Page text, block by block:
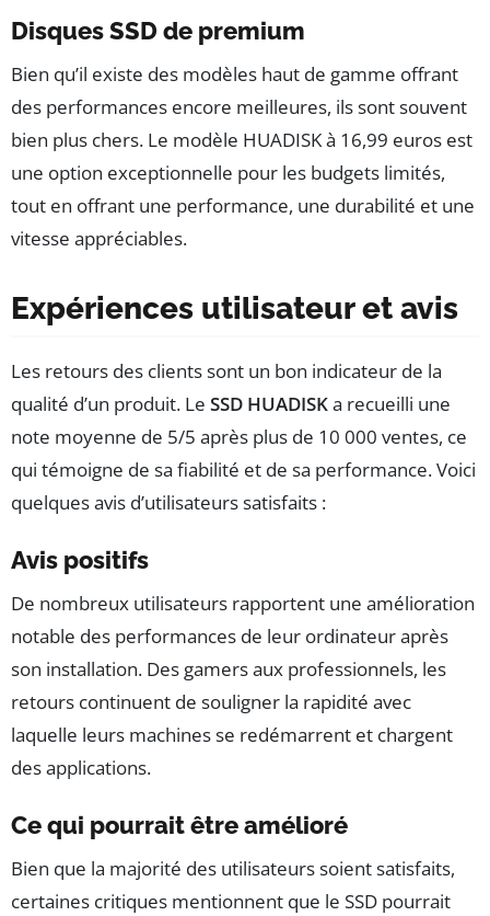
Disques SSD de premium
Bien qu’il existe des modèles haut de gamme offrant
des performances encore meilleures, ils sont souvent
bien plus chers. Le modèle HUADISK à 16,99 euros est
une option exceptionnelle pour les budgets limités,
tout en offrant une performance, une durabilité et une
vitesse appréciables.
Expériences utilisateur et avis
Les retours des clients sont un bon indicateur de la
qualité d’un produit. Le SSD HUADISKa recueilli une
note moyenne de 5/5 après plus de 10 000 ventes, ce
qui témoigne de sa fiabilité et de sa performance. Voici
quelques avis d’utilisateurs satisfaits :
Avis positifs
De nombreux utilisateurs rapportent une amélioration
notable des performances de leur ordinateur après
son installation. Des gamers aux professionnels, les
retours continuent de souligner la rapidité avec
laquelle leurs machines se redémarrent et chargent
des applications.
Ce qui pourrait être amélioré
Bien que la majorité des utilisateurs soient satisfaits,
certaines critiques mentionnent que le SSD pourrait